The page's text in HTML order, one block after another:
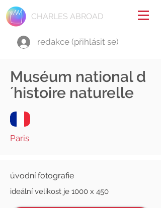
CHARLES ABROAD
redakce (přihlásit se)
Muséum national d
´histoire naturelle
Paris
úvodní fotografie
ideální velikost je 1000 x 450